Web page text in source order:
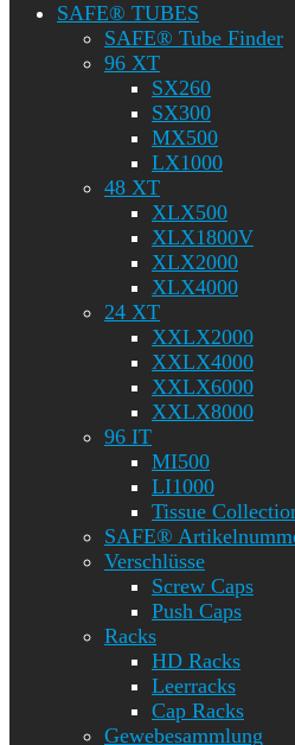
SAFE® TUBES
SAFE® Tube Finder
96 XT
SX260
SX300
MX500
LX1000
48 XT
XLX500
XLX1800V
XLX2000
XLX4000
24 XT
XXLX2000
XXLX4000
XXLX6000
XXLX8000
96 IT
MI500
LI1000
Tissue
SAFE®
Verschlüsse
Screw Caps
Push Caps
Racks
HD Racks
Leerracks
Cap Racks
Gewebesammlung